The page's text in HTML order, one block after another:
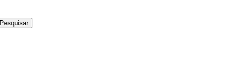
Pesquisar